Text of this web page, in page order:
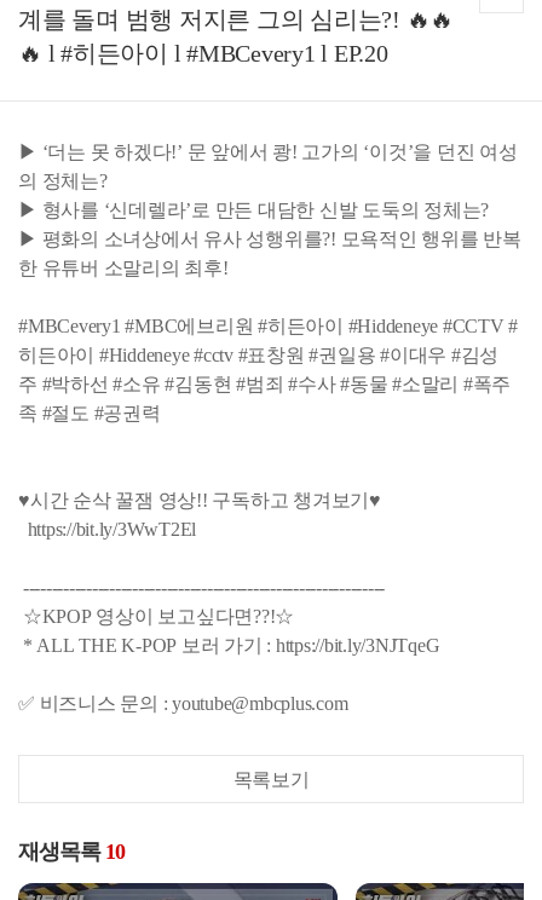
계를 돌며 범행 저지른 그의 심리는?! 🔥🔥
🔥 l #히든아이 l #MBCevery1 l EP.20
▶ ‘더는 못 하겠다!’ 문 앞에서 쾅! 고가의 ‘이것’을 던진 여성
의 정체는?
▶ 형사를 ‘신데렐라’로 만든 대담한 신발 도둑의 정체는?
▶ 평화의 소녀상에서 유사 성행위를?! 모욕적인 행위를 반복
한 유튜버 소말리의 최후!
#MBCevery1 #MBC에브리원 #히든아이 #Hiddeneye #CCTV #
히든아이 #Hiddeneye #cctv #표창원 #권일용 #이대우 #김성
주 #박하선 #소유 #김동현 #범죄 #수사 #동물 #소말리 #폭주
족 #절도 #공권력
♥시간 순삭 꿀잼 영상!! 구독하고 챙겨보기♥
https://bit.ly/3WwT2El
---------------------------------------------------------------
☆KPOP 영상이 보고싶다면??!☆
* ALL THE K-POP 보러 가기 : https://bit.ly/3NJTqeG
✅ 비즈니스 문의 : youtube@mbcplus.com
목록보기
재생목록 10